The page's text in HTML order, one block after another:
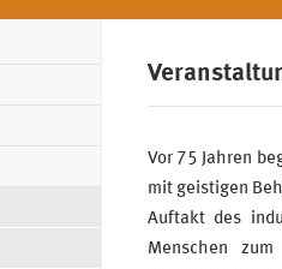
Vor 75 Jahren
mit geistigen
Auftakt des
Menschen